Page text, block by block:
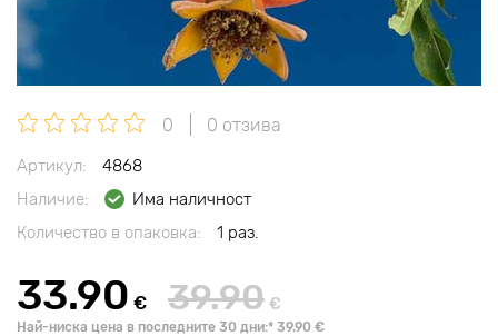
0 0 отзива
Артикул:
4868
Наличие:
Има наличност
Количество в опаковка:
1 раз.
33.90 € 39.90 €
Най-ниска цена в последните 30 дни:* 39.90 €